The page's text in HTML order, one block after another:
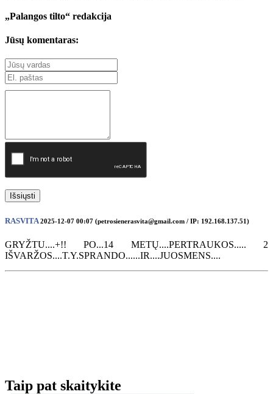
„Palangos tilto“ redakcija
Jūsų komentaras:
Išsiųsti
RASVITA 2025-12-07 00:07 (petrosienerasvita@gmail.com / IP: 192.168.137.51)
GRYŽTU....+!! PO...14 METŲ....PERTRAUKOS..... 2
IŠVARŽOS....T.Y.SPRANDO......IR....JUOSMENS....
Taip pat skaitykite